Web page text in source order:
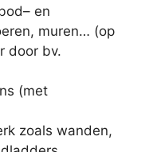
en
muren… (op
door bv.
(met
zoals wanden,